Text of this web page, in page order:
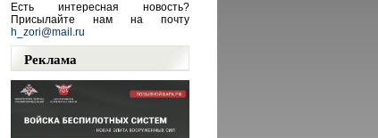
Есть интересная новость?
Присылайте нам на почту
h_zori@mail.ru
Реклама